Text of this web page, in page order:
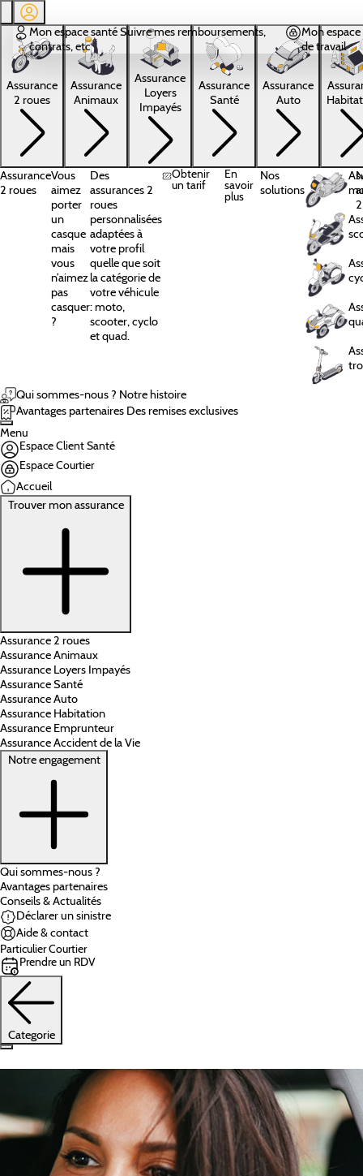
Aller au contenu principal
Mon espace santéSuivre mes remboursements,
contrats, etc
Mon
de travail
Assurance
2 roues
Assurance
Animaux
Assurance
Loyers
Impayés
Assurance
Santé
Assurance
Auto
Assurance
2 roues
Vous
aimez
porter
un
casque
mais
vous
n’aimez
pas
casquer
?
Des
assurances 2
roues
personnalisées
adaptées à
votre profil
quelle que soit
la catégorie de
votre véhicule
: moto,
scooter, cyclo
et quad.
Obtenir
un tarif
En
savoir
plus
Nos
solutions
Qui sommes-nous ? Notre histoire
Avantages partenaires Des remises exclusives
Menu
Espace Client Santé
Espace Courtier
Accueil
Trouver mon assurance
Assurance 2 roues
Assurance Animaux
Assurance Loyers Impayés
Assurance Santé
Assurance Auto
Assurance Habitation
Assurance Emprunteur
Assurance Accident de la Vie
Notre engagement
Qui sommes-nous ?
Avantages partenaires
Conseils & Actualités
Déclarer un sinistre
Aide & contact
ParticulierCourtier
Prendre un RDV
Categorie